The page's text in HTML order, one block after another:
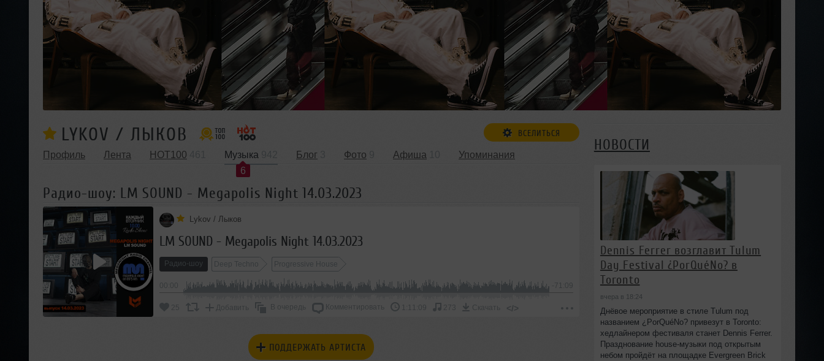
LYKOV / ЛЫКОВ ВСЕЛИТЬСЯ
Профиль Лента HOT100
Музыка
6
Блог Фото Афиша Упоминания
Радио-шоу: LM SOUND - Megapolis Night 14.03.2023
Lykov / Лыков
LM SOUND - Megapolis Night 14.03.2023
Радио-шоу Deep Techno Progressive House
-71:09
25 Добавить В очередь Комментировать 1:11:09 273 Скачать </>
ПОДДЕРЖАТЬ АРТИСТА
НОВОСТИ
Dennis Ferrer возглавит Tulum
Day Festival ¿PorQuéNo? в
Toronto
вчера в 18:24
Днёвое мероприятие в стиле Tulum под
названием ¿PorQuéNo? привезут в Toronto:
хедлайнером фестиваля станет Dennis Ferrer.
Празднование house-музыки под открытым
небом пройдёт на площадке Evergreen Brick